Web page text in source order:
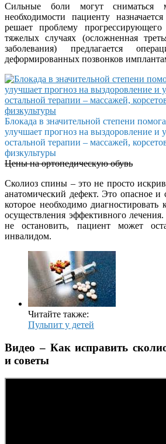
Сильные боли могут сниматься
необходимости пациенту
решает проблему
тяжелых случаях (осложненная
заболевания) предлагается
деформированных позвонков
Блокада в значительной степени
улучшает прогноз на выздоровление и
остальной терапии – массажей,
физкультуры
Цены на ортопедическую обувь
Сколиоз спины – это не просто
анатомический дефект. Это опасное и
которое необходимо
осуществления эффективного
не остановить, пациент может
инвалидом.
Читайте также:
Пульпит у детей
Видео – Как исправить
и советы